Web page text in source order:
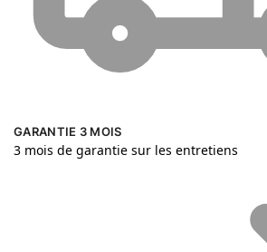
GARANTIE 3 MOIS
3 mois de garantie sur les entretiens